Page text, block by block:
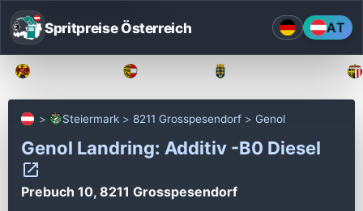
Spritpreise Österreich AT
Steiermark 8211 Grosspesendorf Genol
Genol Landring: Additiv -B0 Diesel
Prebuch 10, 8211 Grosspesendorf